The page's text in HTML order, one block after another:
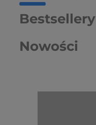
Nowości
Bestsellery